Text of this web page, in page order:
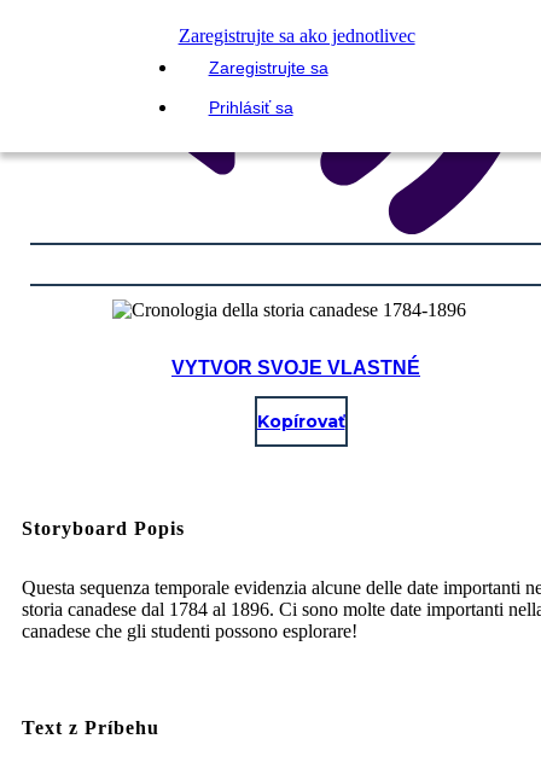
Zaregistrujte sa ako jednotlivec
Zaregistrujte sa
Prihlásiť sa
VYTVOR SVOJE VLASTNÉ
Kopírovať
Storyboard Popis
Questa sequenza temporale evidenzia alcune delle date importanti
storia canadese dal 1784 al 1896. Ci sono molte date importanti
canadese che gli studenti possono esplorare!
Text z Príbehu